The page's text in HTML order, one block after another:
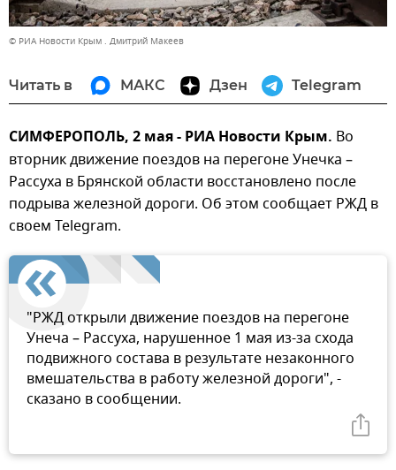
© РИА Новости Крым . Дмитрий Макеев
Читать в МАКС Дзен Telegram
СИМФЕРОПОЛЬ, 2 мая - РИА Новости Крым. Во
вторник движение поездов на перегоне Унечка –
Рассуха в Брянской области восстановлено после
подрыва железной дороги. Об этом сообщает РЖД в
своем Telegram.
"РЖД открыли движение поездов на перегоне
Унеча – Рассуха, нарушенное 1 мая из-за схода
подвижного состава в результате незаконного
вмешательства в работу железной дороги", -
сказано в сообщении.